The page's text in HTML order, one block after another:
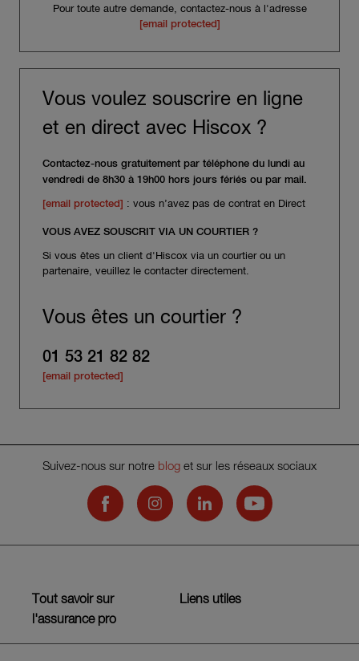
Tout savoir sur
l'assurance pro
Liens utiles
Pour toute autre demande, contactez-nous à l'adresse
[email protected]
Vous voulez souscrire en ligne
et en direct avec Hiscox ?
Contactez-nous gratuitement par téléphone du lundi au
vendredi de 8h30 à 19h00 hors jours fériés ou par mail.
[email protected] : vous n’avez pas de contrat en Direct
VOUS AVEZ SOUSCRIT VIA UN COURTIER ?
Si vous êtes un client d'Hiscox via un courtier ou un
partenaire, veuillez le contacter directement.
Vous êtes un courtier ?
01 53 21 82 82
[email protected]
Suivez-nous sur notre blog et sur les réseaux sociaux
Hiscox on Facebook
Hiscox on Instagram
Hiscox on LinkedInHiscox on YouTube